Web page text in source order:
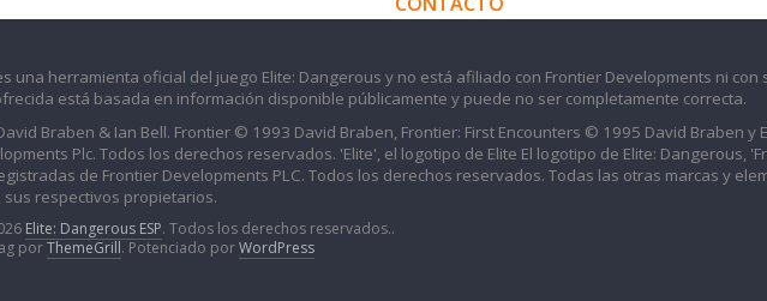
una herramienta oficial del juego Elite: Dangerous y no está afiliado con Frontier Developments ni con
está basada en información disponible públicamente y puede no ser completamente correcta.
Braben & Ian Bell. Frontier © 1993 David Braben, Frontier: First Encounters © 1995 David Braben y
Plc. Todos los derechos reservados. 'Elite', el logotipo de Elite El logotipo de Elite: Dangerous,
de Frontier Developments PLC. Todos los derechos reservados. Todas las otras marcas y
respectivos propietarios.
Elite: Dangerous ESP. Todos los derechos reservados..
porThemeGrill. Potenciado porWordPress